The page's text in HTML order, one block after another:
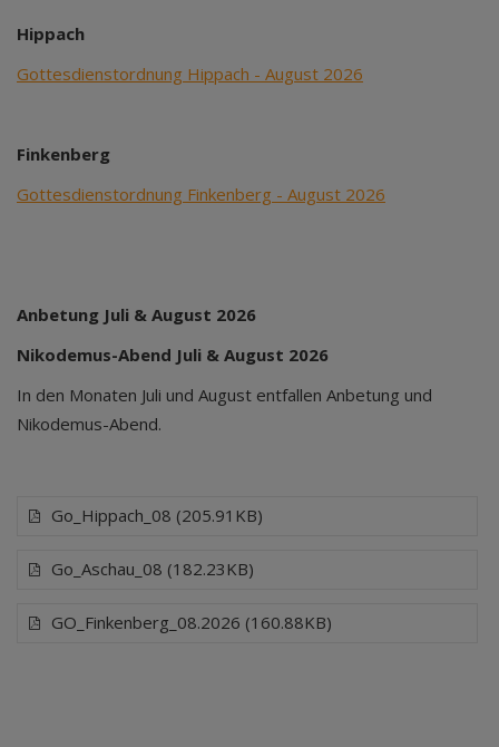
Hippach
Gottesdienstordnung Hippach - August 2026
Finkenberg
Gottesdienstordnung Finkenberg - August 2026
Anbetung Juli & August 2026
Nikodemus-Abend Juli & August 2026
In den Monaten Juli und August entfallen Anbetung und
Nikodemus-Abend.
Go_Hippach_08 (205.91KB)
Go_Aschau_08 (182.23KB)
GO_Finkenberg_08.2026 (160.88KB)